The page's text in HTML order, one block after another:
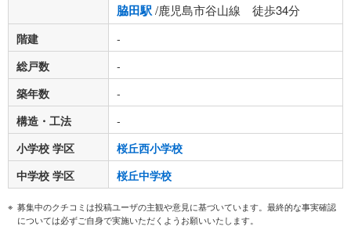
脇田駅/鹿児島市谷山線 徒歩34分
階建
-
総戸数
-
築年数
-
構造・工法
-
小学校 学区
桜丘西小学校
中学校 学区
桜丘中学校
募集中のクチコミは投稿ユーザの主観や意見に基づいています。最終的な事実確認
については必ずご自身で実施いただくようお願いいたします。